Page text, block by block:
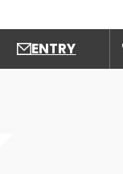
保育園
ENTRY